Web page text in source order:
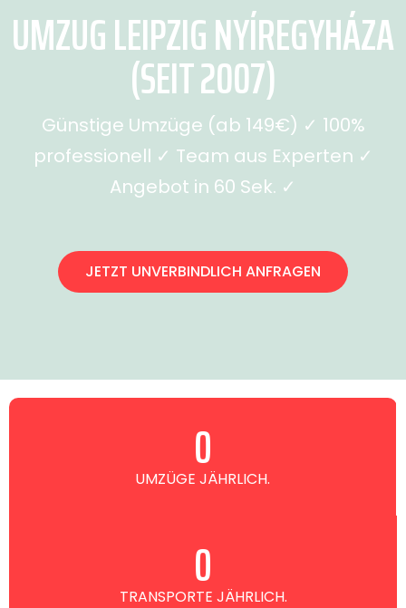
UMZUG LEIPZIG NYÍREGYHÁZA
(SEIT 2007)
Günstige Umzüge (ab 149€) ✓ 100%
professionell ✓ Team aus Experten ✓
Angebot in 60 Sek. ✓
JETZT UNVERBINDLICH ANFRAGEN
UMZÜGE JÄHRLICH.
0
TRANSPORTE JÄHRLICH.
0